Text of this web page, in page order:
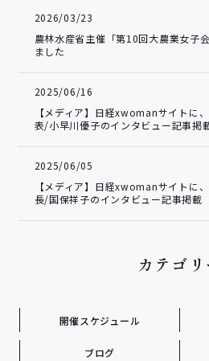
2026/03/23
農林水産省主催「第10回大農業女子
ました
2025/06/16
【メディア】日経xwomanサイトに
表/小早川優子のインタビュー記事掲
2025/06/05
【メディア】日経xwomanサイトに
長/国保祥子のインタビュー記事掲載
カテゴリ
開催スケジュール
ブログ